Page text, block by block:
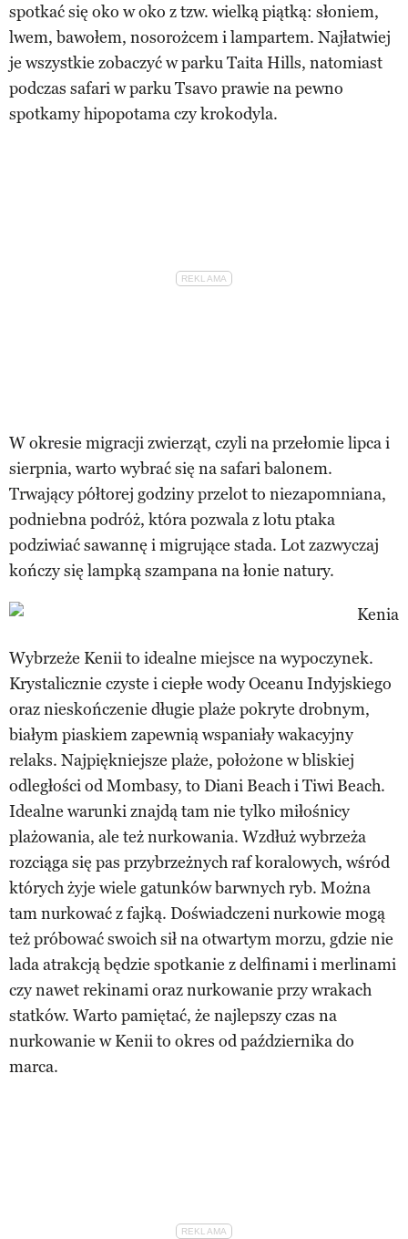
spotkać się oko w oko z tzw. wielką piątką: słoniem,
lwem, bawołem, nosorożcem i lampartem. Najłatwiej
je wszystkie zobaczyć w parku Taita Hills, natomiast
podczas safari w parku Tsavo prawie na pewno
spotkamy hipopotama czy krokodyla.
W okresie migracji zwierząt, czyli na przełomie lipca i
sierpnia, warto wybrać się na safari balonem.
Trwający półtorej godziny przelot to niezapomniana,
podniebna podróż, która pozwala z lotu ptaka
podziwiać sawannę i migrujące stada. Lot zazwyczaj
kończy się lampką szampana na łonie natury.
Wybrzeże Kenii to idealne miejsce na wypoczynek.
Krystalicznie czyste i ciepłe wody Oceanu Indyjskiego
oraz nieskończenie długie plaże pokryte drobnym,
białym piaskiem zapewnią wspaniały wakacyjny
relaks. Najpiękniejsze plaże, położone w bliskiej
odległości od Mombasy, to Diani Beach i Tiwi Beach.
Idealne warunki znajdą tam nie tylko miłośnicy
plażowania, ale też nurkowania. Wzdłuż wybrzeża
rozciąga się pas przybrzeżnych raf koralowych, wśród
których żyje wiele gatunków barwnych ryb. Można
tam nurkować z fajką. Doświadczeni nurkowie mogą
też próbować swoich sił na otwartym morzu, gdzie nie
lada atrakcją będzie spotkanie z delfinami i merlinami
czy nawet rekinami oraz nurkowanie przy wrakach
statków. Warto pamiętać, że najlepszy czas na
nurkowanie w Kenii to okres od października do
marca.